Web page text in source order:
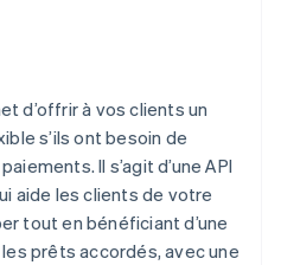
d’offrir à vos clients un
s’ils ont besoin de
Il s’agit d’une API
aide les clients de votre
tout en bénéficiant d’une
prêts accordés, avec une